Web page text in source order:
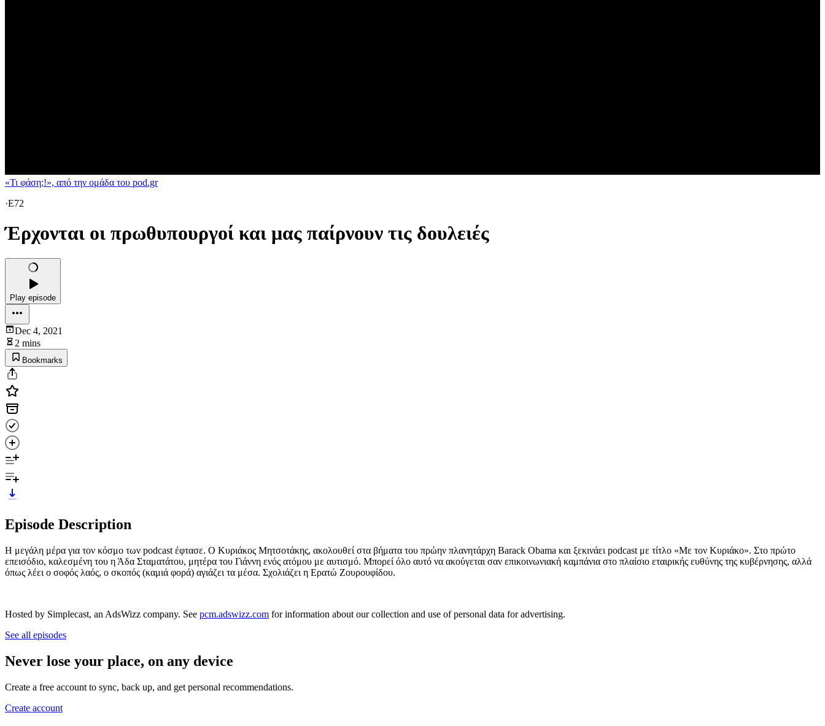
«Τι φάση;!», από την ομάδα του pod.gr
·E72
Έρχονται οι πρωθυπουργοί και μας παίρνουν τις δουλειές
Play episode
Dec 4, 2021
2 mins
Bookmarks
Episode Description
Η μεγάλη μέρα για τον κόσμο των podcast έφτασε. Ο Κυριάκος Μητσοτάκης, ακολουθεί στα βήματα του πρώην πλανητάρχη Barack Obama και ξεκινάει podcast με τίτλο «Με τον Κυριάκο». Στο πρώτο
επεισόδιο, καλεσμένη του η Άδα Σταματάτου, μητέρα του Γιάννη ενός ατόμου με αυτισμό. Μπορεί όλο αυτό να ακούγεται σαν επικοινωνιακή καμπάνια στο πλαίσιο εταιρικής ευθύνης της κυβέρνησης, αλλά
όπως λέει ο σοφός λαός, ο σκοπός (καμιά φορά) αγιάζει τα μέσα. Σχολιάζει η Ερατώ Ζουρουφίδου.
Hosted by Simplecast, an AdsWizz company. See pcm.adswizz.com for information about our collection and use of personal data for advertising.
See all episodes
Never lose your place, on any device
Create a free account to sync, back up, and get personal recommendations.
Create account